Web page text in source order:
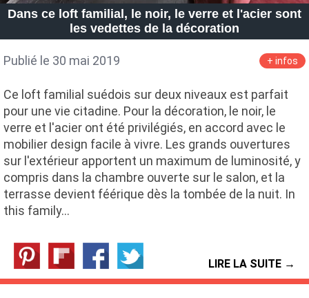
Dans ce loft familial, le noir, le verre et l'acier sont
les vedettes de la décoration
Publié le 30 mai 2019 + infos
Ce loft familial suédois sur deux niveaux est parfait
pour une vie citadine. Pour la décoration, le noir, le
verre et l'acier ont été privilégiés, en accord avec le
mobilier design facile à vivre. Les grands ouvertures
sur l'extérieur apportent un maximum de luminosité, y
compris dans la chambre ouverte sur le salon, et la
terrasse devient féérique dès la tombée de la nuit. In
this family…
LIRE LA SUITE →